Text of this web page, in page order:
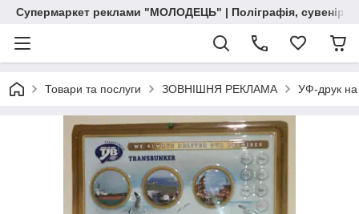
Супермаркет реклами "МОЛОДЕЦЬ" | Поліграфія, сувенірна
Товари та послуги ЗОВНІШНЯ РЕКЛАМА УФ-друк на